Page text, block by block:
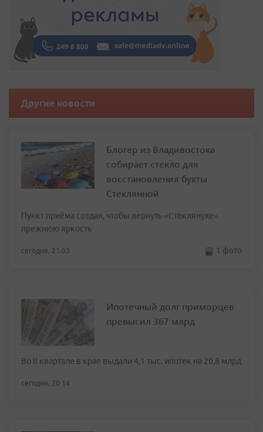
Другие новости
Блогер из Владивостока
собирает стекло для
восстановления бухты
Стеклянной
Пункт приёма создан, чтобы вернуть «Стеклянухе»
прежнюю яркость
сегодня, 21:03 1 фото
Ипотечный долг приморцев
превысил 367 млрд
Во II квартале в крае выдали 4,1 тыс. ипотек на 20,8 млрд
сегодня, 20:14